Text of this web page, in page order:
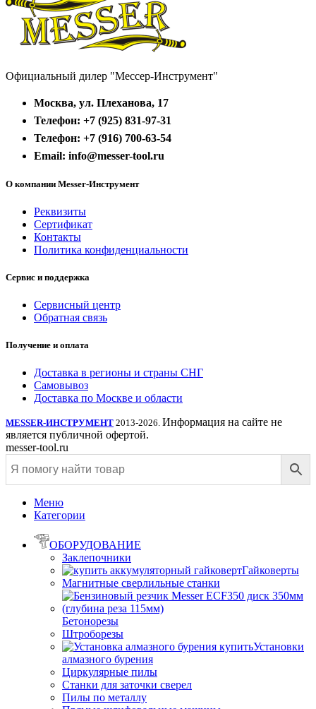
Официальный дилер "Мессер-Инструмент"
Москва, ул. Плеханова, 17
Телефон: +7 (925) 831-97-31
Телефон: +7 (916) 700-63-54
Email: info@messer-tool.ru
О компании Messer-Инструмент
Реквизиты
Сертификат
Контакты
Политика конфиденциальности
Сервис и поддержка
Сервисный центр
Обратная связь
Получение и оплата
Доставка в регионы и страны СНГ
Самовывоз
Доставка по Москве и области
MESSER-ИНСТРУМЕНТ 2013-2026. Информация на сайте не
является публичной офертой.
messer-tool.ru
Меню
Категории
ОБОРУДОВАНИЕ
Заклепочники
Гайковерты
Магнитные сверлильные станки
Бетонорезы
Штроборезы
Установки
алмазного бурения
Циркулярные пилы
Станки для заточки сверел
Пилы по металлу